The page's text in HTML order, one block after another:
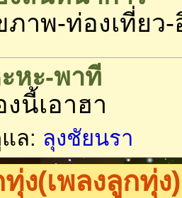
ภาพ-ท่องเที่ยว
ะหะ-พาที
นี้เอาฮา
ล: ลุงชัยนรา
ง(เพลงลูกทุ่ง)